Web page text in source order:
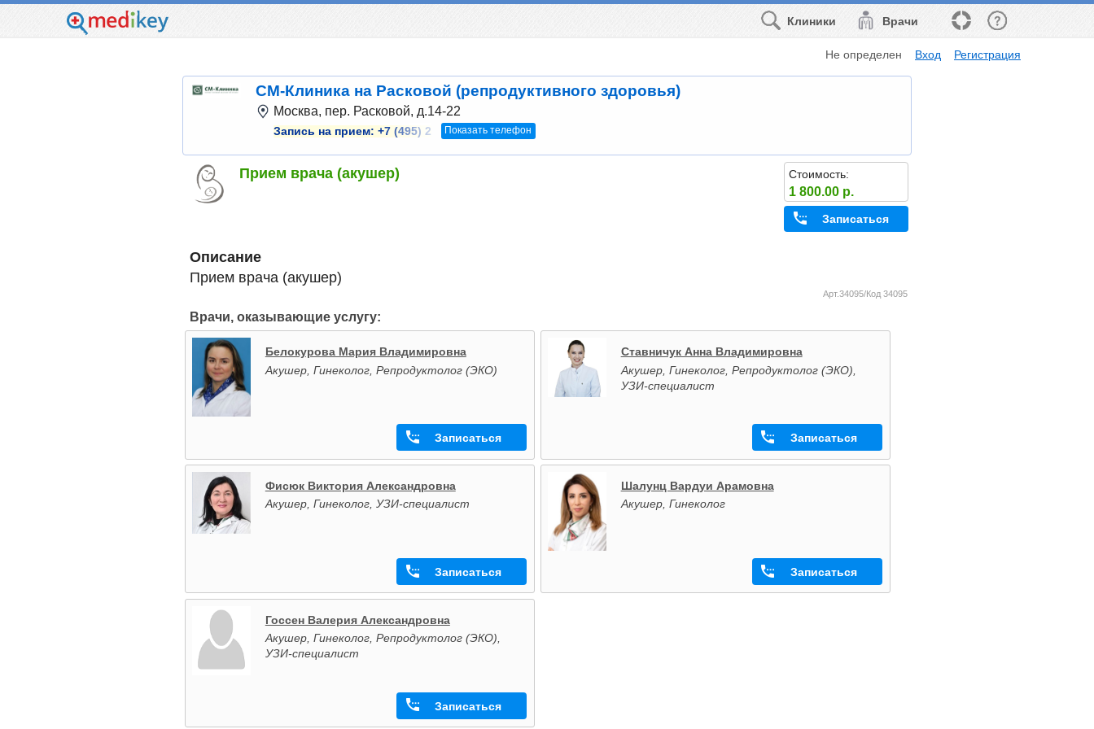
Врачи
Клиники
Не определен Вход Регистрация
СМ-Клиника на Расковой (репродуктивного здоровья)
Москва, пер. Расковой, д.14-22
Запись на прием: +7 (495) 2 Показать телефон
Прием врача (акушер) Стоимость:
1 800.00 р.
Записаться
Описание
Прием врача (акушер)
Арт.34095/Код 34095
Врачи, оказывающие услугу:
Белокурова Мария Владимировна
Акушер, Гинеколог, Репродуктолог (ЭКО)
Записаться
Ставничук Анна Владимировна
Акушер, Гинеколог, Репродуктолог (ЭКО),
УЗИ-специалист
Записаться
Фисюк Виктория Александровна
Акушер, Гинеколог, УЗИ-специалист
Записаться
Шалунц Вардуи Арамовна
Акушер, Гинеколог
Записаться
Госсен Валерия Александровна
Акушер, Гинеколог, Репродуктолог (ЭКО),
УЗИ-специалист
Записаться